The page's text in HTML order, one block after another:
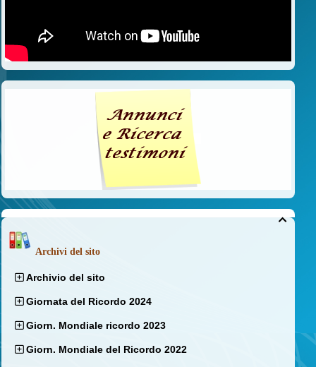

Archivi del sito
Archivio del sito
Giornata del Ricordo 2024
Giorn. Mondiale ricordo 2023
Giorn. Mondiale del Ricordo 2022